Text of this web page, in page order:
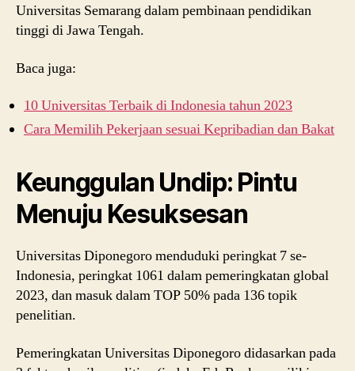
Universitas Semarang dalam pembinaan pendidikan
tinggi di Jawa Tengah.
Baca juga:
10 Universitas Terbaik di Indonesia tahun 2023
Cara Memilih Pekerjaan sesuai Kepribadian dan Bakat
Keunggulan Undip: Pintu
Menuju Kesuksesan
Universitas Diponegoro menduduki peringkat 7 se-
Indonesia, peringkat 1061 dalam pemeringkatan global
2023, dan masuk dalam TOP 50% pada 136 topik
penelitian.
Pemeringkatan Universitas Diponegoro didasarkan pada